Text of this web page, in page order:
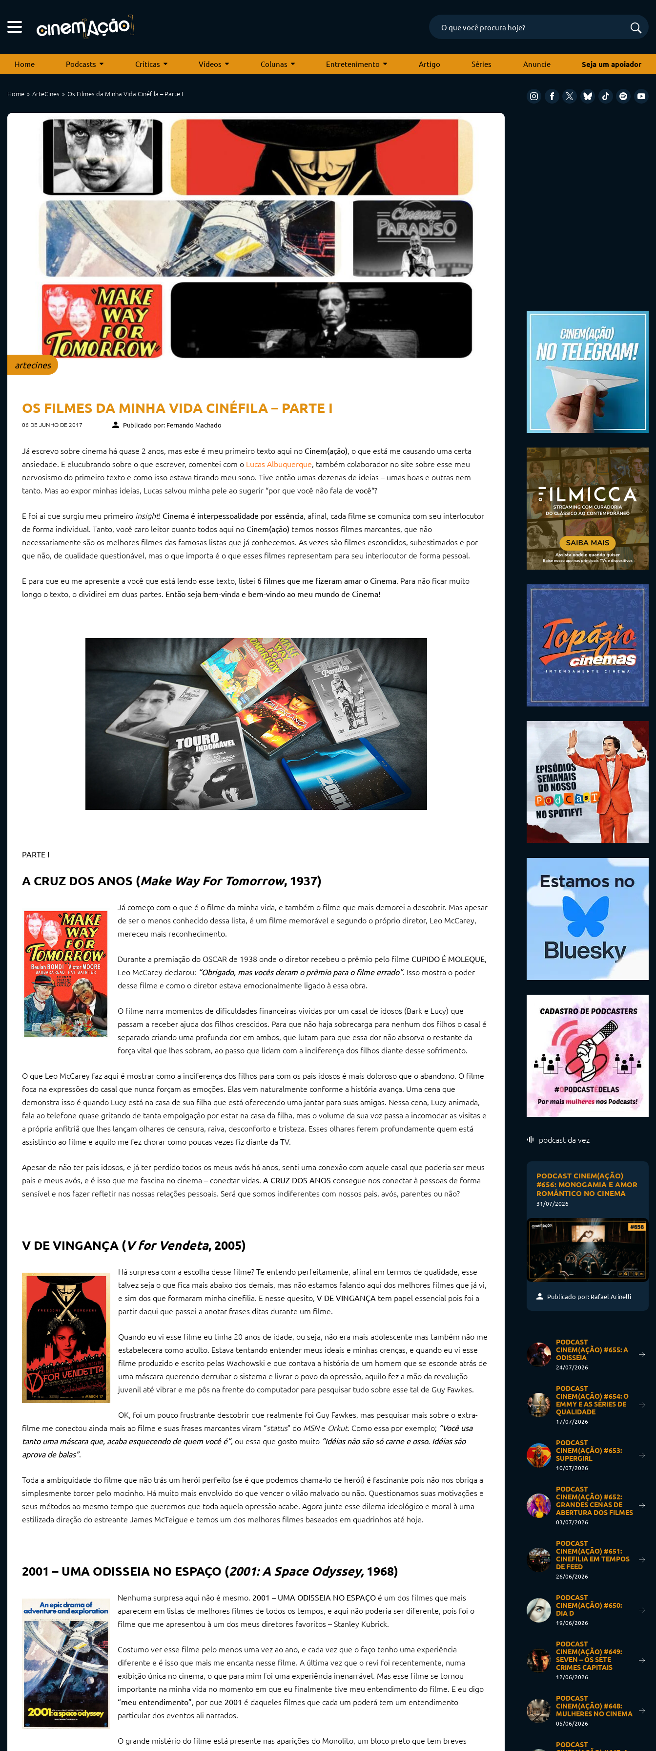
Home Podcasts Críticas Vídeos Colunas Entretenimento Artigo Séries Anuncie Seja um apoiador
Home ArteCines Os Filmes da Minha Vida Cinéfila – Parte I
artecines
OS FILMES DA MINHA VIDA CINÉFILA – PARTE I
06 DE JUNHO DE 2017 Publicado por: Fernando Machado
Já escrevo sobre cinema há quase 2 anos, mas este é meu primeiro texto aqui no Cinem(ação), o que está me causando uma certa
ansiedade. E elucubrando sobre o que escrever, comentei com o Lucas Albuquerque, também colaborador no site sobre esse meu
nervosismo do primeiro texto e como isso estava tirando meu sono. Tive então umas dezenas de ideias – umas boas e outras nem
tanto. Mas ao expor minhas ideias, Lucas salvou minha pele ao sugerir “por que você não fala de você“?
E foi ai que surgiu meu primeiro insight! Cinema é interpessoalidade por essência, afinal, cada filme se comunica com seu interlocutor
de forma individual. Tanto, você caro leitor quanto todos aqui no Cinem(ação) temos nossos filmes marcantes, que não
necessariamente são os melhores filmes das famosas listas que já conhecemos. As vezes são filmes escondidos, subestimados e por
que não, de qualidade questionável, mas o que importa é o que esses filmes representam para seu interlocutor de forma pessoal.
E para que eu me apresente a você que está lendo esse texto, listei 6 filmes que me fizeram amar o Cinema. Para não ficar muito
longo o texto, o dividirei em duas partes. Então seja bem-vinda e bem-vindo ao meu mundo de Cinema!
PARTE I
A CRUZ DOS ANOS (Make Way For Tomorrow, 1937)
Já começo com o que é o filme da minha vida, e também o filme que mais demorei a descobrir. Mas apesar
de ser o menos conhecido dessa lista, é um filme memorável e segundo o próprio diretor, Leo McCarey,
mereceu mais reconhecimento.
Durante a premiação do OSCAR de 1938 onde o diretor recebeu o prêmio pelo filme CUPIDO É MOLEQUE,
Leo McCarey declarou: “Obrigado, mas vocês deram o prêmio para o filme errado”. Isso mostra o poder
desse filme e como o diretor estava emocionalmente ligado à essa obra.
O filme narra momentos de dificuldades financeiras vividas por um casal de idosos (Bark e Lucy) que
passam a receber ajuda dos filhos crescidos. Para que não haja sobrecarga para nenhum dos filhos o casal é
separado criando uma profunda dor em ambos, que lutam para que essa dor não absorva o restante da
força vital que lhes sobram, ao passo que lidam com a indiferença dos filhos diante desse sofrimento.
O que Leo McCarey faz aqui é mostrar como a indiferença dos filhos para com os pais idosos é mais doloroso que o abandono. O filme
foca na expressões do casal que nunca forçam as emoções. Elas vem naturalmente conforme a história avança. Uma cena que
demonstra isso é quando Lucy está na casa de sua filha que está oferecendo uma jantar para suas amigas. Nessa cena, Lucy animada,
fala ao telefone quase gritando de tanta empolgação por estar na casa da filha, mas o volume da sua voz passa a incomodar as visitas e
a própria anfitriã que lhes lançam olhares de censura, raiva, desconforto e tristeza. Esses olhares ferem profundamente quem está
assistindo ao filme e aquilo me fez chorar como poucas vezes fiz diante da TV.
Apesar de não ter pais idosos, e já ter perdido todos os meus avós há anos, senti uma conexão com aquele casal que poderia ser meus
pais e meus avós, e é isso que me fascina no cinema – conectar vidas. A CRUZ DOS ANOS consegue nos conectar à pessoas de forma
sensível e nos fazer refletir nas nossas relações pessoais. Será que somos indiferentes com nossos pais, avós, parentes ou não?
V DE VINGANÇA (V for Vendeta, 2005)
Há surpresa com a escolha desse filme? Te entendo perfeitamente, afinal em termos de qualidade, esse
talvez seja o que fica mais abaixo dos demais, mas não estamos falando aqui dos melhores filmes que já vi,
e sim dos que formaram minha cinefilia. E nesse quesito, V DE VINGANÇA tem papel essencial pois foi a
partir daqui que passei a anotar frases ditas durante um filme.
Quando eu vi esse filme eu tinha 20 anos de idade, ou seja, não era mais adolescente mas também não me
estabelecera como adulto. Estava tentando entender meus ideais e minhas crenças, e quando eu vi esse
filme produzido e escrito pelas Wachowski e que contava a história de um homem que se esconde atrás de
uma máscara querendo derrubar o sistema e livrar o povo da opressão, aquilo fez a mão da revolução
juvenil até vibrar e me pôs na frente do computador para pesquisar tudo sobre esse tal de Guy Fawkes.
OK, foi um pouco frustrante descobrir que realmente foi Guy Fawkes, mas pesquisar mais sobre o extra-
filme me conectou ainda mais ao filme e suas frases marcantes viram “status” do MSNe Orkut. Como essa por exemplo; “Você usa
tanto uma máscara que, acaba esquecendo de quem você é”, ou essa que gosto muito “Idéias não são só carne e osso. Idéias são
aprova de balas”.
Toda a ambiguidade do filme que não trás um herói perfeito (se é que podemos chama-lo de herói) é fascinante pois não nos obriga a
simplesmente torcer pelo mocinho. Há muito mais envolvido do que vencer o vilão malvado ou não. Questionamos suas motivações e
seus métodos ao mesmo tempo que queremos que toda aquela opressão acabe. Agora junte esse dilema ideológico e moral à uma
estilizada direção do estreante James McTeigue e temos um dos melhores filmes baseados em quadrinhos até hoje.
2001 – UMA ODISSEIA NO ESPAÇO (2001: A Space Odyssey, 1968)
Nenhuma surpresa aqui não é mesmo. 2001 – UMA ODISSEIA NO ESPAÇO é um dos filmes que mais
aparecem em listas de melhores filmes de todos os tempos, e aqui não poderia ser diferente, pois foi o
filme que me apresentou à um dos meus diretores favoritos – Stanley Kubrick.
Costumo ver esse filme pelo menos uma vez ao ano, e cada vez que o faço tenho uma experiência
diferente e é isso que mais me encanta nesse filme. A última vez que o revi foi recentemente, numa
exibição única no cinema, o que para mim foi uma experiência inenarrável. Mas esse filme se tornou
importante na minha vida no momento em que eu finalmente tive meu entendimento do filme. E eu digo
“meu entendimento”, por que 2001 é daqueles filmes que cada um poderá tem um entendimento
particular dos eventos ali narrados.
O grande mistério do filme está presente nas aparições do Monolito, um bloco preto que tem breves
podcast da vez
PODCAST CINEM(AÇÃO)
#656: MONOGAMIA E AMOR
ROMÂNTICO NO CINEMA
31/07/2026
Publicado por: Rafael Arinelli
PODCAST
CINEM(AÇÃO) #655: A
ODISSEIA
24/07/2026
PODCAST
CINEM(AÇÃO) #654: O
EMMY E AS SÉRIES DE
QUALIDADE
17/07/2026
PODCAST
CINEM(AÇÃO) #653:
SUPERGIRL
10/07/2026
PODCAST
CINEM(AÇÃO) #652:
GRANDES CENAS DE
ABERTURA DOS FILMES
03/07/2026
PODCAST
CINEM(AÇÃO) #651:
CINEFILIA EM TEMPOS
DE FEED
26/06/2026
PODCAST
CINEM(AÇÃO) #650:
DIA D
19/06/2026
PODCAST
CINEM(AÇÃO) #649:
SEVEN – OS SETE
CRIMES CAPITAIS
12/06/2026
PODCAST
CINEM(AÇÃO) #648:
MULHERES NO CINEMA
05/06/2026
PODCAST